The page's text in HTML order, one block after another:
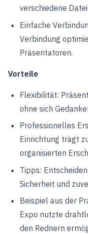
verschiedene
Einfache
Verbindung
Präsentatoren.
Vorteile
Flexibilität:
ohne sich
Professionelles
Einrichtung trägt
organisierten
Tipps:
Sicherheit und
Beispiel aus der
Expo nutzte
den Rednern